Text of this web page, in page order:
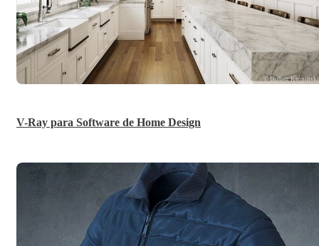
© Hubert Kropinski
V-Ray para Software de Home Design